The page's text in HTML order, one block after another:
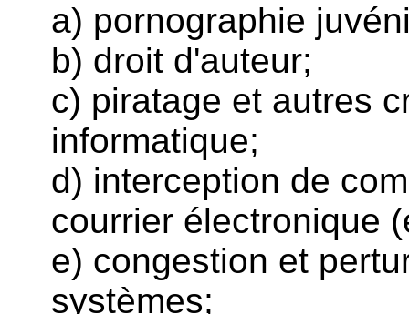
a) pornographie
b) droit d'auteur;
c) piratage et autres
informatique;
d) interception de
courrier électronique
e) congestion et
systèmes;